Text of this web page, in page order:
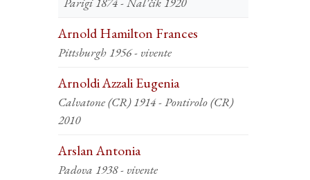
Arnold Hamilton Frances
Pittsburgh 1956 - vivente
Arnoldi Azzali Eugenia
Calvatone (CR) 1914 - Pontirolo (CR)
2010
Arslan Antonia
Padova 1938 - vivente